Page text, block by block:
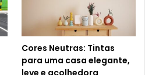
Cores Neutras: Tintas
para uma casa elegante,
leve e acolhedora